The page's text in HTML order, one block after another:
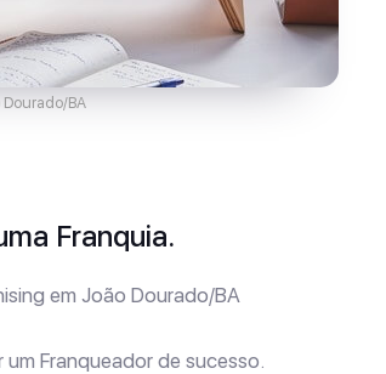
BA
Franquia.
em João Dourado/BA
Franqueador de sucesso.